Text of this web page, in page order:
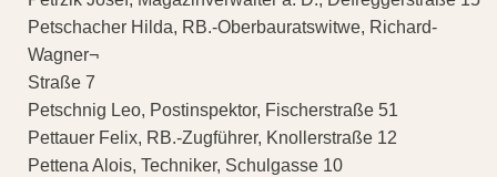
Petschacher Hilda, RB.-Oberbauratswitwe, Richard-
Wagner¬
Straße 7
Petschnig Leo, Postinspektor, Fischerstraße 51
Pettauer Felix, RB.-Zugführer, Knollerstraße 12
Pettena Alois, Techniker, Schulgasse 10